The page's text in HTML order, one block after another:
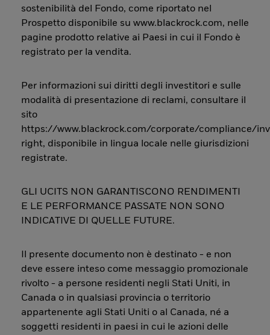
sostenibilità del Fondo, come riportato nel
Prospetto disponibile su www.blackrock.com, nelle
pagine prodotto relative ai Paesi in cui il Fondo è
registrato per la vendita.
Per informazioni sui diritti degli investitori e sulle
modalità di presentazione di reclami, consultare il
sito
https://www.blackrock.com/corporate/compliance/
right, disponibile in lingua locale nelle giurisdizioni
registrate.
GLI UCITS NON GARANTISCONO RENDIMENTI
E LE PERFORMANCE PASSATE NON SONO
INDICATIVE DI QUELLE FUTURE.
Il presente documento non è destinato - e non
deve essere inteso come messaggio promozionale
rivolto - a persone residenti negli Stati Uniti, in
Canada o in qualsiasi provincia o territorio
appartenente agli Stati Uniti o al Canada, né a
soggetti residenti in paesi in cui le azioni delle